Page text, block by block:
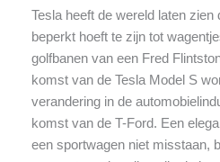
Tesla heeft de wereld laten zien
beperkt hoeft te zijn tot
golfbanen van een Fred
komst van de Tesla Model S
verandering in de
komst van de T-Ford. Een
een sportwagen niet misstaan,